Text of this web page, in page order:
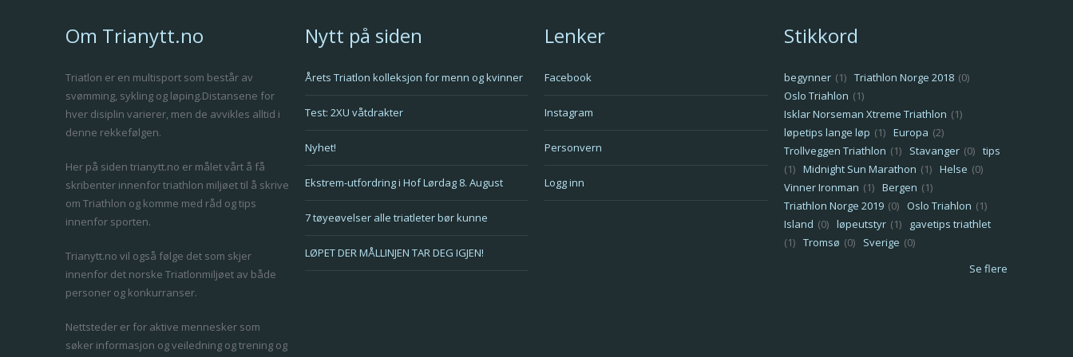
Om Trianytt.no
Triatlon er en multisport som består av
svømming, sykling og løping.Distansene for
hver disiplin varierer, men de avvikles alltid i
denne rekkefølgen.
Her på siden trianytt.no er målet vårt å få
skribenter innenfor triathlon miljøet til å skrive
om Triathlon og komme med råd og tips
innenfor sporten.
Trianytt.no vil også følge det som skjer
innenfor det norske Triatlonmiljøet av både
personer og konkurranser.
Nettsteder er for aktive mennesker som
søker informasjon og veiledning og trening og
Nytt på siden
Årets Triatlon kolleksjon for menn og kvinner
Test: 2XU våtdrakter
Nyhet!
Ekstrem-utfordring i Hof Lørdag 8. August
7 tøyeøvelser alle triatleter bør kunne
LØPET DER MÅLLINJEN TAR DEG IGJEN!
Lenker
Facebook
Instagram
Personvern
Logg inn
Stikkord
begynner (1) Triathlon Norge 2018 (0)
Oslo Triahlon (1)
Isklar Norseman Xtreme Triathlon (1)
løpetips lange løp (1) Europa (2)
Trollveggen Triathlon (1) Stavanger (0) tips
(1) Midnight Sun Marathon (1) Helse (0)
Vinner Ironman (1) Bergen (1)
Triathlon Norge 2019 (0) Oslo Triahlon (1)
Island (0) løpeutstyr (1)
gavetips triathlet
(1) Tromsø (0) Sverige (0)
Se flere